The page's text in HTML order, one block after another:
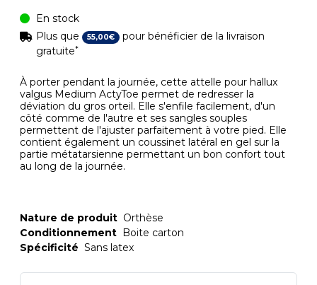
À porter pendant la journée, cette attelle pour hallux
valgus Medium ActyToe permet de redresser la
déviation du gros orteil. Elle s'enfile facilement, d'un
côté comme de l'autre et ses sangles souples
permettent de l'ajuster parfaitement à votre pied. Elle
contient également un coussinet latéral en gel sur la
partie métatarsienne permettant un bon confort tout
au long de la journée.
En stock
Plus que
55,00€ pour bénéficier de la livraison
gratuite*
Nature de produit Orthèse
Conditionnement Boite carton
Spécificité Sans latex